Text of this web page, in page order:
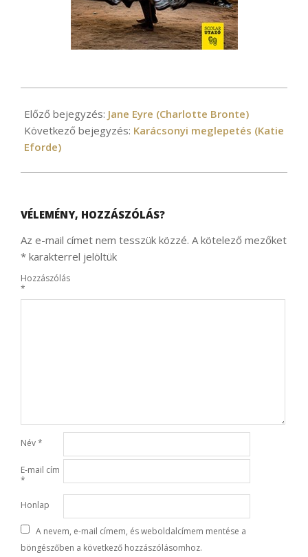
12-
18
Előző bejegyzés: Jane Eyre (Charlotte Bronte)
Következő bejegyzés: Karácsonyi meglepetés (Katie
Eforde)
VÉLEMÉNY, HOZZÁSZÓLÁS?
Az e-mail címet nem tesszük közzé. A kötelező mezőket
* karakterrel jelöltük
Hozzászólás
*
Név*
E-mail cím
*
Honlap
A nevem, e-mail címem, és weboldalcímem mentése a
böngészőben a következő hozzászólásomhoz.